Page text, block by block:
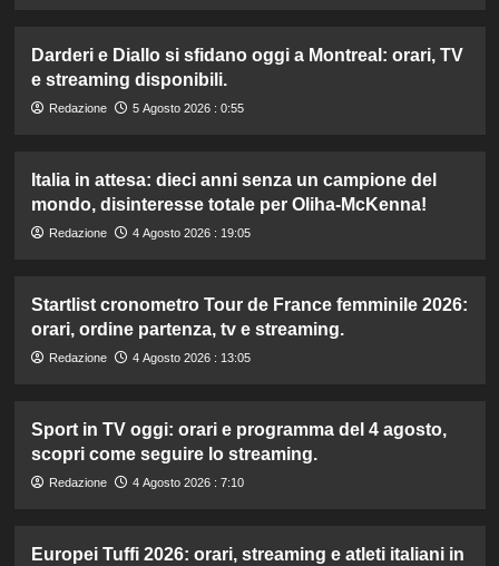
Darderi e Diallo si sfidano oggi a Montreal: orari, TV
e streaming disponibili.
Redazione 5 Agosto 2026 : 0:55
Italia in attesa: dieci anni senza un campione del
mondo, disinteresse totale per Oliha-McKenna!
Redazione 4 Agosto 2026 : 19:05
Startlist cronometro Tour de France femminile 2026:
orari, ordine partenza, tv e streaming.
Redazione 4 Agosto 2026 : 13:05
Sport in TV oggi: orari e programma del 4 agosto,
scopri come seguire lo streaming.
Redazione 4 Agosto 2026 : 7:10
Europei Tuffi 2026: orari, streaming e atleti italiani in